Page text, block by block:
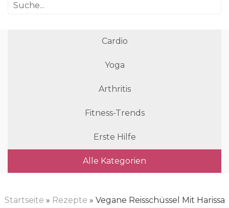
Cardio
Yoga
Arthritis
Fitness-Trends
Erste Hilfe
Alle Kategorien
Startseite » Rezepte » Vegane Reisschüssel Mit Harissa